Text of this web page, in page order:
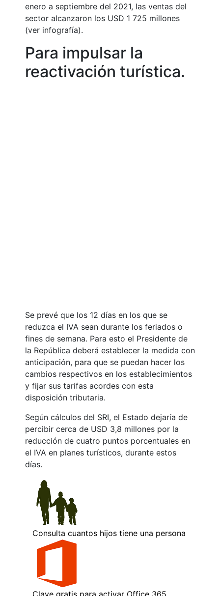
enero a septiembre del 2021, las ventas del
sector alcanzaron los USD 1 725 millones
(ver infografía).
Para impulsar la
reactivación turística.
Se prevé que los 12 días en los que se
reduzca el IVA sean durante los feriados o
fines de semana. Para esto el Presidente de
la República deberá establecer la medida con
anticipación, para que se puedan hacer los
cambios respectivos en los establecimientos
y fijar sus tarifas acordes con esta
disposición tributaria.
Según cálculos del SRI, el Estado dejaría de
percibir cerca de USD 3,8 millones por la
reducción de cuatro puntos porcentuales en
el IVA en planes turísticos, durante estos
días.